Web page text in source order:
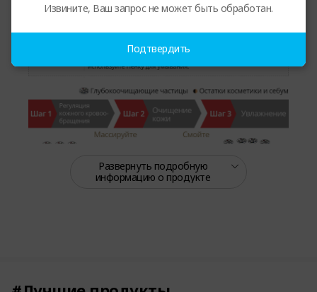
Развернуть подробную
информацию о продукте
Извините, Ваш запрос не может быть обработан.
Подтвердить